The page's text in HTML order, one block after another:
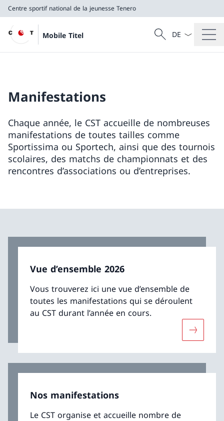
Centre sportif national de la jeunesse Tenero
Mobile Titel
Recherche
Recherche
La langue
Manifestations
Chaque année, le CST accueille de nombreuses
manifestations de toutes tailles comme
Sportissima ou Sportech, ainsi que des tournois
scolaires, des matchs de championnats et des
rencontres d’associations ou d’entreprises.
Vue d’ensemble 2026
Vous trouverez ici une vue d’ensemble de
toutes les manifestations qui se déroulent
au CST durant l’année en cours.
Nos manifestations
Le CST organise et accueille nombre de